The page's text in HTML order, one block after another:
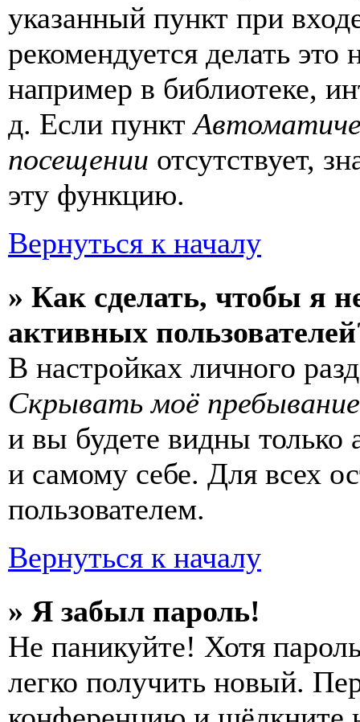
указанный пункт при
рекомендуется делать
например в библиотеке,
д. Если пункт
посещении отсутствует,
эту функцию.
Вернуться к началу
» Как сделать, чтобы я
активных
В настройках личного
Скрывать моё
и вы будете видны только
и самому себе. Для всех
пользователем.
Вернуться к началу
» Я забыл пароль!
Не паникуйте! Хотя
легко получить новый.